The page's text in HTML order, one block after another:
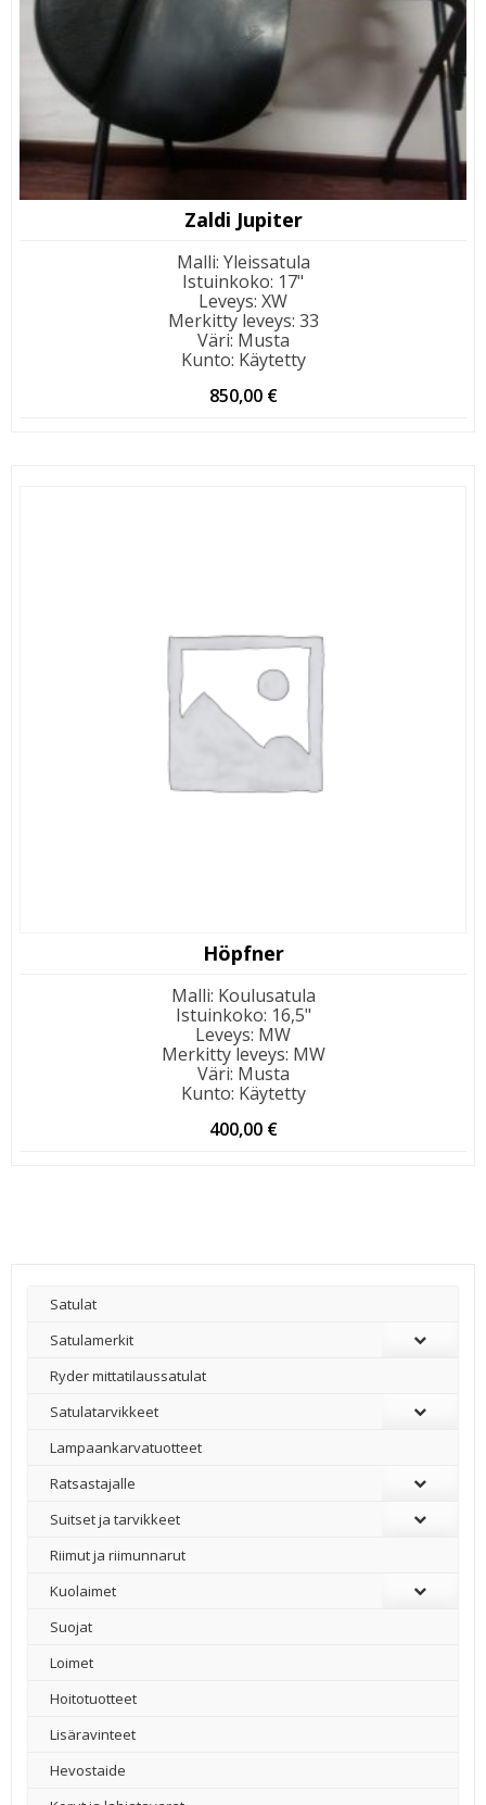
Zaldi Jupiter
Malli: Yleissatula
Istuinkoko: 17"
Leveys: XW
Merkitty leveys: 33
Väri: Musta
Kunto: Käytetty
850,00 €
Höpfner
Malli: Koulusatula
Istuinkoko: 16,5"
Leveys: MW
Merkitty leveys: MW
Väri: Musta
Kunto: Käytetty
400,00 €
Satulat
Satulamerkit
Ryder mittatilaussatulat
Satulatarvikkeet
–
Lampaankarvatuotteet
Ratsastajalle
Suitset ja tarvikkeet
Riimut ja riimunnarut
Kuolaimet
Suojat
Loimet
Hoitotuotteet
Lisäravinteet
Hevostaide